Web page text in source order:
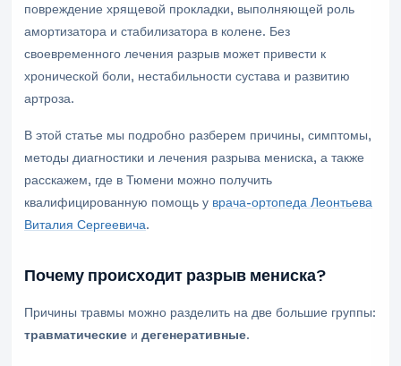
повреждение хрящевой прокладки, выполняющей роль
амортизатора и стабилизатора в колене. Без
своевременного лечения разрыв может привести к
хронической боли, нестабильности сустава и развитию
артроза.
В этой статье мы подробно разберем причины, симптомы,
методы диагностики и лечения разрыва мениска, а также
расскажем, где в Тюмени можно получить
квалифицированную помощь у врача-ортопеда Леонтьева
Виталия Сергеевича.
Почему происходит разрыв мениска?
Причины травмы можно разделить на две большие группы:
травматические и дегенеративные.